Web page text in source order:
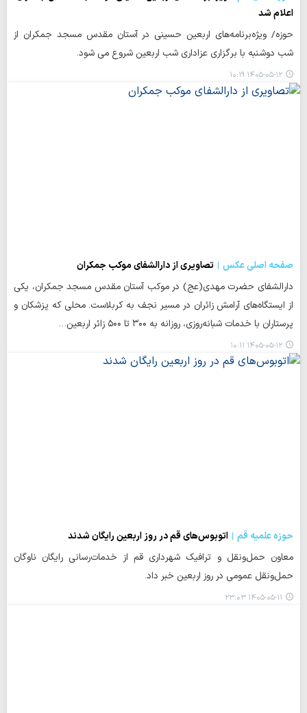
اعلام شد
حوزه/ ویژه‌برنامه‌های اربعین حسینی در آستان مقدس مسجد جمکران از
شب دوشنبه با برگزاری عزاداری شب اربعین شروع می شود.
۱۴۰۵-۰۵-۱۲ ۱۰:۱۹
صفحه اصلی عکس
تصاویری از دارالشفای موکب جمکران
دارالشفای حضرت مهدی(عج) در موکب آستان مقدس مسجد جمکران، یکی
از ایستگاه‌های آرامش زائران در مسیر نجف به کربلاست. محلی که پزشکان و
پرستاران با خدمات شبانه‌روزی، روزانه به ۳۰۰ تا ۵۰۰ زائر اربعین…
۱۴۰۵-۰۵-۱۲ ۱۰:۱۱
حوزه علمیه قم
اتوبوس‌های قم در روز اربعین رایگان شدند
معاون حمل‌ونقل و ترافیک شهرداری قم از خدمات‌رسانی رایگان ناوگان
حمل‌ونقل عمومی در روز اربعین خبر داد.
۱۴۰۵-۰۵-۱۱ ۲۳:۰۳